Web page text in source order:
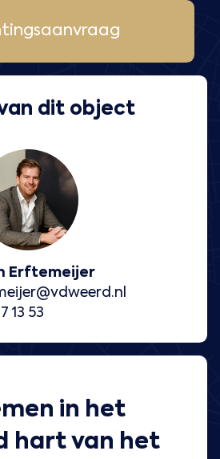
in het
hart van het
dit object
Erftemeijer
13 53